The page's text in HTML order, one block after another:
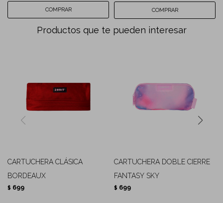
Productos que te pueden interesar
CARTUCHERA CLÁSICA
BORDEAUX
$ 699
CARTUCHERA DOBLE CIERRE
FANTASY SKY
$ 699